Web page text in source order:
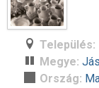
Település:
Megye:
Ország: